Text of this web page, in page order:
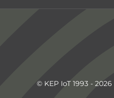
© KEP IoT 1993 -